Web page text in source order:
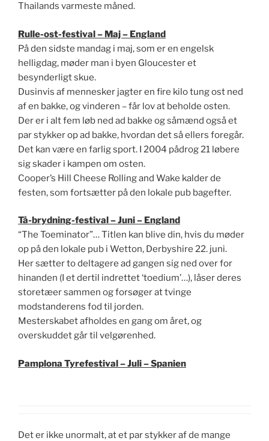
Thailands varmeste måned.
Rulle-ost-festival – Maj – England
På den sidste mandag i maj, som er en engelsk
helligdag, møder man i byen Gloucester et
besynderligt skue.
Dusinvis af mennesker jagter en fire kilo tung ost ned
af en bakke, og vinderen – får lov at beholde osten.
Der er i alt fem løb ned ad bakke og såmænd også et
par stykker op ad bakke, hvordan det så ellers foregår.
Det kan være en farlig sport. I 2004 pådrog 21 løbere
sig skader i kampen om osten.
Cooper’s Hill Cheese Rolling and Wake kalder de
festen, som fortsætter på den lokale pub bagefter.
Tå-brydning-festival – Juni – England
“The Toeminator”… Titlen kan blive din, hvis du møder
op på den lokale pub i Wetton, Derbyshire 22. juni.
Her sætter to deltagere ad gangen sig ned over for
hinanden (I et dertil indrettet ‘toedium’…), låser deres
storetæer sammen og forsøger at tvinge
modstanderens fod til jorden.
Mesterskabet afholdes en gang om året, og
overskuddet går til velgørenhed.
Pamplona Tyrefestival – Juli – Spanien
Det er ikke unormalt, at et par stykker af de mange